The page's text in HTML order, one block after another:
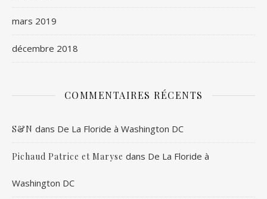
mars 2019
décembre 2018
COMMENTAIRES RÉCENTS
S&N dans De La Floride à Washington DC
Pichaud Patrice et Maryse dans De La Floride à
Washington DC